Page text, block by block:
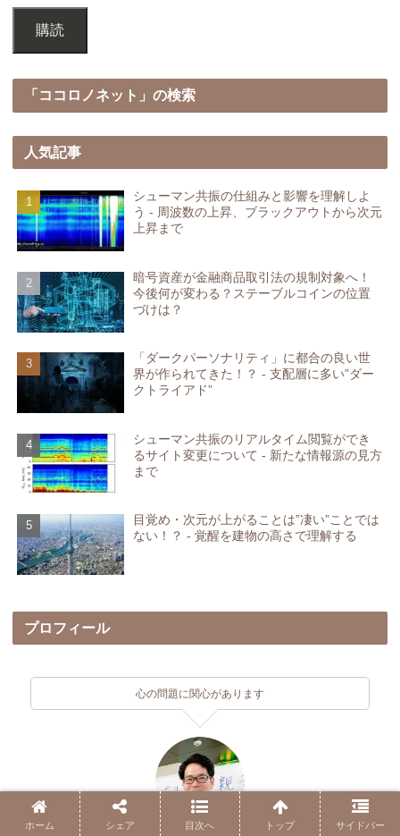
購読
「ココロノネット」の検索
人気記事
シューマン共振の仕組みと影響を理解しよ
う - 周波数の上昇、ブラックアウトから次元
上昇まで
暗号資産が金融商品取引法の規制対象へ！
今後何が変わる？ステーブルコインの位置
づけは？
「ダークパーソナリティ」に都合の良い世
界が作られてきた！？ - 支配層に多い”ダー
クトライアド”
シューマン共振のリアルタイム閲覧ができ
るサイト変更について - 新たな情報源の見方
まで
目覚め・次元が上がることは”凄い”ことでは
ない！？ - 覚醒を建物の高さで理解する
プロフィール
心の問題に関心があります
ホーム シェア 目次へ トップ サイドバー